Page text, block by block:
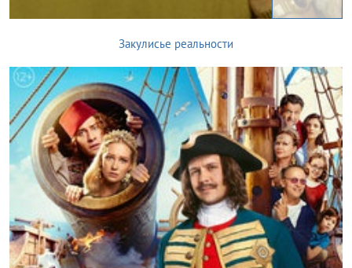
Закулисье реальности